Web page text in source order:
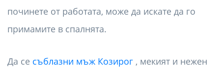
починете от работата, може да искате да го
примамите в спалнята.
Да се съблазни мъж Козирог , мекият и нежен